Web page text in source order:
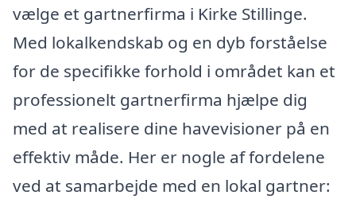
vælge et gartnerfirma i Kirke Stillinge.
Med lokalkendskab og en dyb forståelse
for de specifikke forhold i området kan et
professionelt gartnerfirma hjælpe dig
med at realisere dine havevisioner på en
effektiv måde. Her er nogle af fordelene
ved at samarbejde med en lokal gartner: